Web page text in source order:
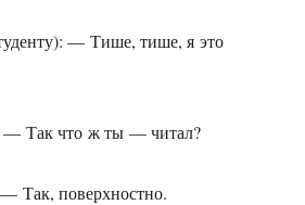
— Тише, тише, я это
— Так что ж ты — читал?
Так, поверхностно.